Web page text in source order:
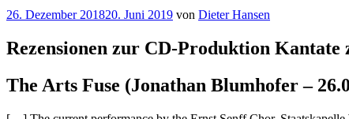
Veröffentlicht
26. Dezember 201820. Juni 2019 von Dieter Hansen
Rezensionen zur CD-Produktion
The Arts Fuse (Jonathan Blumhofer –